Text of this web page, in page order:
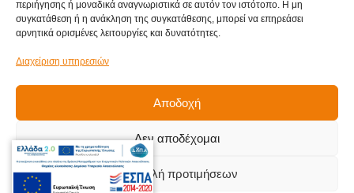
περιήγησης ή μοναδικά αναγνωριστικά σε αυτόν τον ιστότοπο. Η μη
συγκατάθεση ή η ανάκληση της συγκατάθεσης, μπορεί να επηρεάσει
αρνητικά ορισμένες λειτουργίες και δυνατότητες.
Διαχείριση υπηρεσιών
Αποδοχή
Δεν αποδέχομαι
Προβολή προτιμήσεων
Αρχική
Επικοινωνία
Στοιχεία Επικοινωνίας
Γληνού Δημήτριου 5Β, Μενεμένη,